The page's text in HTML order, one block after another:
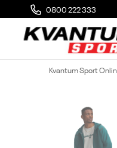
0800 222 333
MOGUĆA
Kvantum Sport